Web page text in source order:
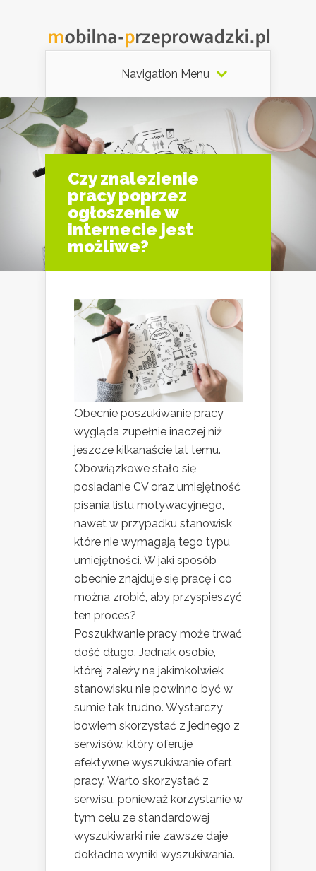
Navigation Menu
Czy znalezienie
pracy poprzez
ogłoszenie w
internecie jest
możliwe?
Obecnie poszukiwanie pracy
wygląda zupełnie inaczej niż
jeszcze kilkanaście lat temu.
Obowiązkowe stało się
posiadanie CV oraz umiejętność
pisania listu motywacyjnego,
nawet w przypadku stanowisk,
które nie wymagają tego typu
umiejętności. W jaki sposób
obecnie znajduje się pracę i co
można zrobić, aby przyspieszyć
ten proces?
Poszukiwanie pracy może trwać
dość długo. Jednak osobie,
której zależy na jakimkolwiek
stanowisku nie powinno być w
sumie tak trudno. Wystarczy
bowiem skorzystać z jednego z
serwisów, który oferuje
efektywne wyszukiwanie ofert
pracy. Warto skorzystać z
serwisu, ponieważ korzystanie w
tym celu ze standardowej
wyszukiwarki nie zawsze daje
dokładne wyniki wyszukiwania.